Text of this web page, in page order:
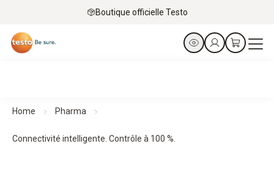
Boutique officielle Testo
Home Pharma
Connectivité intelligente. Contrôle à 100 %.